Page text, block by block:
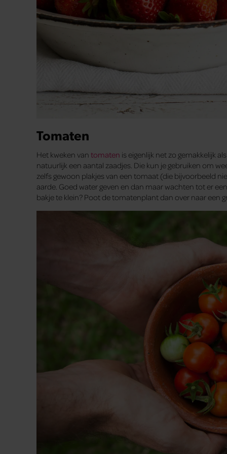
Tomaten
Het kweken van tomaten is eigenlijk net zo gemakkelijk
natuurlijk een aantal zaadjes. Die kun je gebruiken om
zelfs gewoon plakjes van een tomaat (die bijvoorbeeld
aarde. Goed water geven en dan maar wachten tot er
bakje te klein? Poot de tomatenplant dan over naar een